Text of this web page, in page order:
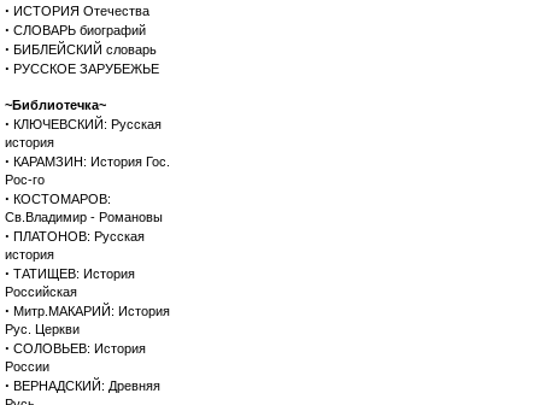
· ИСТОРИЯ Отечества
· СЛОВАРЬ биографий
· БИБЛЕЙСКИЙ словарь
· РУССКОЕ ЗАРУБЕЖЬЕ
~Библиотечка~
· КЛЮЧЕВСКИЙ: Русская
история
· КАРАМЗИН: История Гос.
Рос-го
· КОСТОМАРОВ:
Св.Владимир - Романовы
· ПЛАТОНОВ: Русская
история
· ТАТИЩЕВ: История
Российская
· Митр.МАКАРИЙ: История
Рус. Церкви
· СОЛОВЬЕВ: История
России
· ВЕРНАДСКИЙ: Древняя